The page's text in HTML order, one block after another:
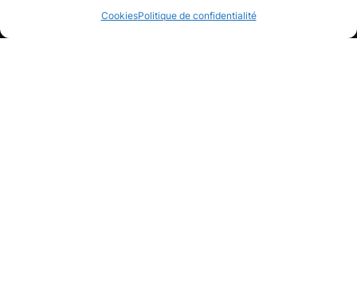
CookiesPolitique de confidentialité